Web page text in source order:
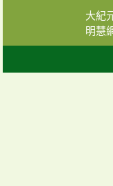
大紀
明慧